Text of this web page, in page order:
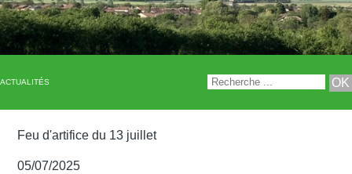
ACTUALITÉS
Feu d'artifice du 13 juillet
05/07/2025